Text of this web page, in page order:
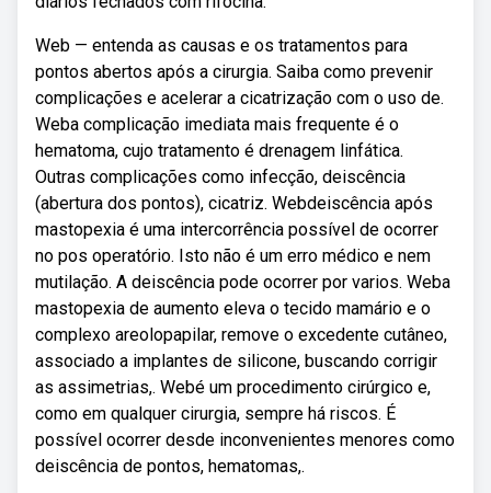
Web — entenda as causas e os tratamentos para
pontos abertos após a cirurgia. Saiba como prevenir
complicações e acelerar a cicatrização com o uso de.
Weba complicação imediata mais frequente é o
hematoma, cujo tratamento é drenagem linfática.
Outras complicações como infecção, deiscência
(abertura dos pontos), cicatriz. Webdeiscência após
mastopexia é uma intercorrência possível de ocorrer
no pos operatório. Isto não é um erro médico e nem
mutilação. A deiscência pode ocorrer por varios. Weba
mastopexia de aumento eleva o tecido mamário e o
complexo areolopapilar, remove o excedente cutâneo,
associado a implantes de silicone, buscando corrigir
as assimetrias,. Webé um procedimento cirúrgico e,
como em qualquer cirurgia, sempre há riscos. É
possível ocorrer desde inconvenientes menores como
deiscência de pontos, hematomas,.